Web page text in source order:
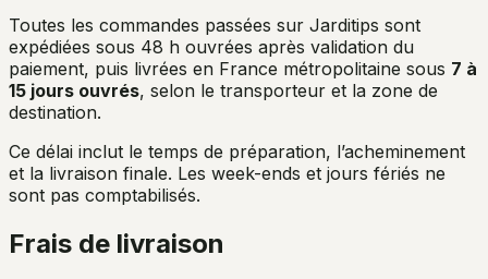
Toutes les commandes passées sur Jarditips sont
expédiées sous 48 h ouvrées après validation du
paiement, puis livrées en France métropolitaine sous 7 à
15 jours ouvrés, selon le transporteur et la zone de
destination.
Ce délai inclut le temps de préparation, l’acheminement
et la livraison finale. Les week-ends et jours fériés ne
sont pas comptabilisés.
Frais de livraison